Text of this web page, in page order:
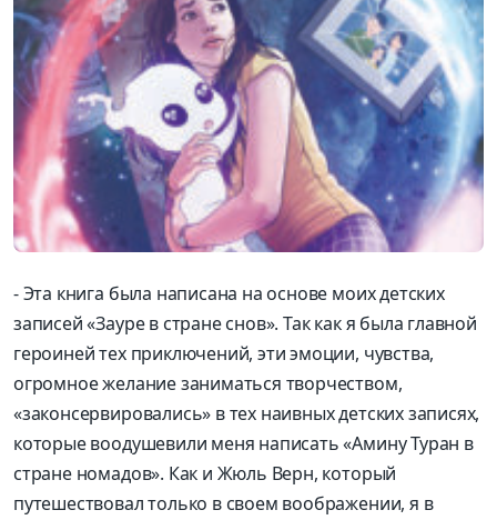
- Эта книга была написана на основе моих детских
записей «Зауре в стране снов». Так как я была главной
героиней тех приключений, эти эмоции, чувства,
огромное желание заниматься творчеством,
«законсервировались» в тех наивных детских записях,
которые воодушевили меня написать «Амину Туран в
стране номадов». Как и Жюль Верн, который
путешествовал только в своем воображении, я в